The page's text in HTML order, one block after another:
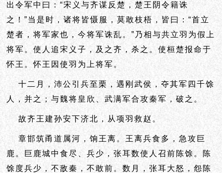
出令军中曰：“宋义与齐谋反楚，楚王阴令籍诛
之！”当是时，诸将皆慑服，莫敢枝梧，皆曰：“首立
楚者，将军家也，今将军诛乱。”乃相与共立羽为假上
将军。使人追宋义子，及之齐，杀之。使桓楚报命于
怀王。怀王因使羽为上将军。
十二月，沛公引兵至栗，遇刚武侯，夺其军四千馀
人，并之；与魏将皇欣、武满军合攻秦军，破之。
故齐王建孙安下济北，从项羽救赵。
章邯筑甬道属河，饷王离。王离兵食多，急攻巨
鹿。巨鹿城中食尽、兵少，张耳数使人召前陈馀。陈
馀度兵少，不敌秦，不敢前。数月，张耳大怒，怨陈